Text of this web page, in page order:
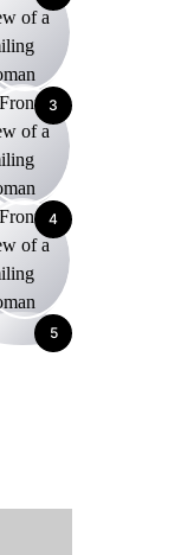
3
4
5